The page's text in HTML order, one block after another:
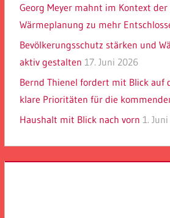
Georg Meyer mahnt im Kontext
Wärmeplanung zu mehr
Bevölkerungsschutz stärken und
aktiv gestalten 17. Juni 2026
Bernd Thienel fordert mit Blick auf
klare Prioritäten für die
Haushalt mit Blick nach vorn 1.